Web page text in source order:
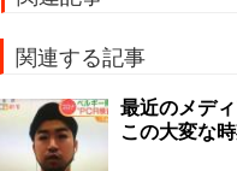
関連する記事
最近のメデ
この大変な